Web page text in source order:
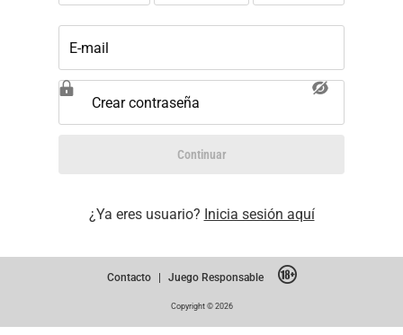
E-mail
Crear contraseña
Continuar
¿Ya eres usuario? Inicia sesión aquí
Contacto | Juego Responsable
Copyright © 2026